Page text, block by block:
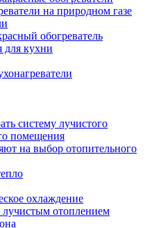
на природном газе
обогреватель
для кухни
систему лучистого
помещения
на выбор отопительного
охлаждение
лучистым отоплением